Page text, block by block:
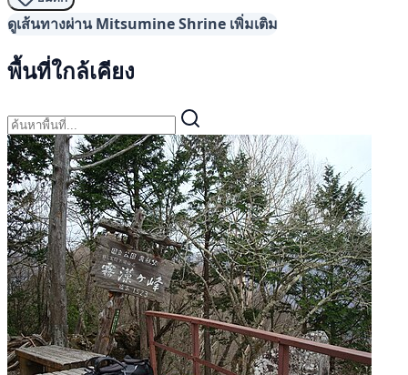
ดูเส้นทางผ่าน Mitsumine Shrine เพิ่มเติม
พื้นที่ใกล้เคียง